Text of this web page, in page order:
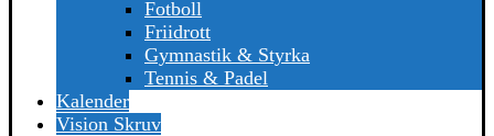
Fotboll
Friidrott
Gymnastik & Styrka
Tennis & Padel
Kalender
Vision Skruv